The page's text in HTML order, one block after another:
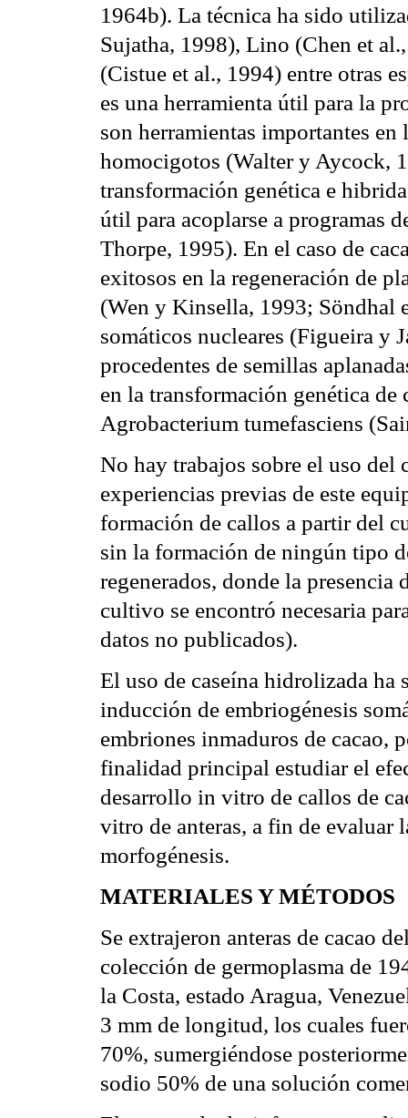
1964b). La técnica ha sido
Sujatha, 1998), Lino (Chen et
(Cistue et al., 1994) entre otras
es una herramienta útil para la
son herramientas importantes
homocigotos (Walter y Aycock,
transformación genética e
útil para acoplarse a programas
Thorpe, 1995). En el caso de
exitosos en la regeneración de
(Wen y Kinsella, 1993; Söndhal
somáticos nucleares (Figueira y
procedentes de semillas
en la transformación genética de
Agrobacterium tumefasciens
No hay trabajos sobre el uso del
experiencias previas de este
formación de callos a partir del
sin la formación de ningún tipo
regenerados, donde la presencia
cultivo se encontró necesaria
datos no publicados).
El uso de caseína hidrolizada ha
inducción de embriogénesis
embriones inmaduros de cacao,
finalidad principal estudiar el
desarrollo in vitro de callos de
vitro de anteras, a fin de
morfogénesis.
MATERIALES Y MÉTODOS
Se extrajeron anteras de cacao
colección de germoplasma de
la Costa, estado Aragua,
3 mm de longitud, los cuales
70%, sumergiéndose
sodio 50% de una solución